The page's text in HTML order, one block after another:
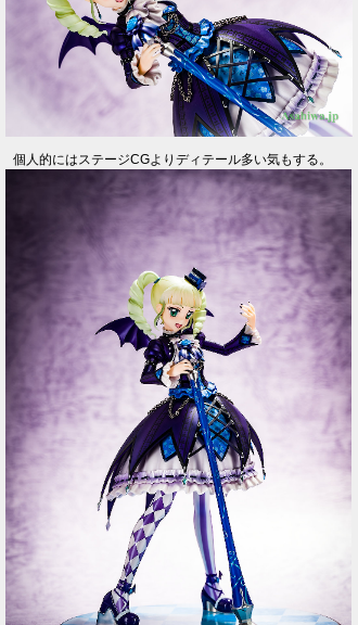
個人的にはステージCGよりディテール多い気もする。